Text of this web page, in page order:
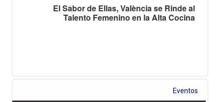
El Sabor de Ellas, València se Rinde al
Talento Femenino en la Alta Cocina
Eventos